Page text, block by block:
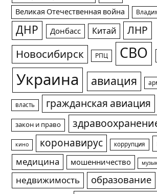
Великая Отечественная война
ДНР Донбасс Китай ЛНР
Новосибирск РПЦ СВО
Украина авиация
власть гражданская авиация
закон и право
кино коронавирус коррупция
медицина
мошенничество
недвижимость
образование